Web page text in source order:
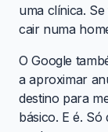
uma clínica.
cair numa
O Google
a aproximar
destino para
básico. E é. Só